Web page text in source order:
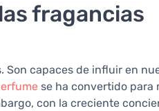
fragancias
capaces de influir en
se ha convertido para
con la creciente